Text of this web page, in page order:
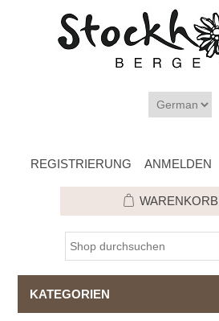
REGISTRIERUNG ANMELDEN
WARENKORB
KATEGORIEN